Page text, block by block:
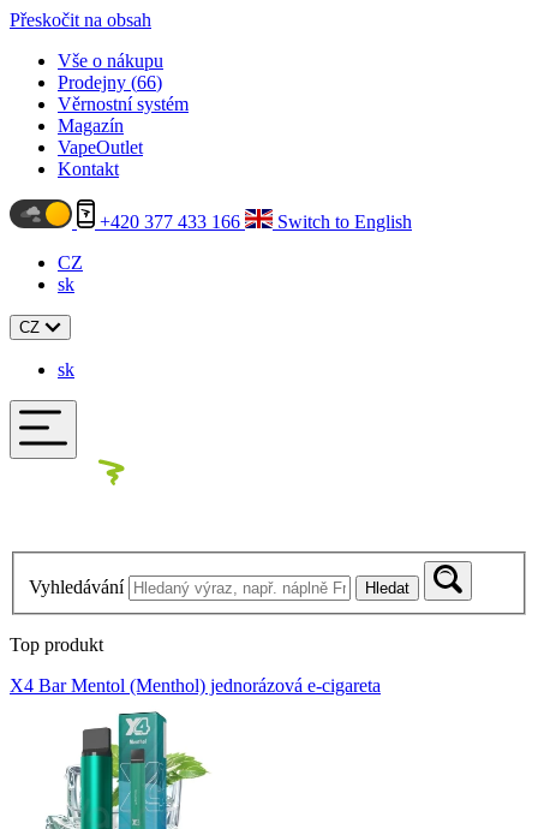
Přeskočit na obsah
Vše o nákupu
Prodejny (66)
Věrnostní systém
Magazín
VapeOutlet
Kontakt
+420 377 433 166
Switch to English
CZ
sk
CZ
sk
Vyhledávání Hledat
Top produkt
X4 Bar Mentol (Menthol) jednorázová e-cigareta